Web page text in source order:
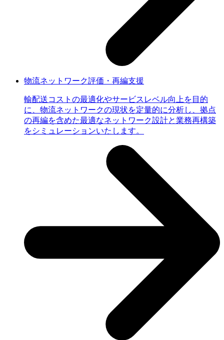
物流ネットワーク評価・再編支援
輸配送コストの最適化やサービスレベル向上を目的
に、物流ネットワークの現状を定量的に分析し、拠点
の再編を含めた最適なネットワーク設計と業務再構築
をシミュレーションいたします。